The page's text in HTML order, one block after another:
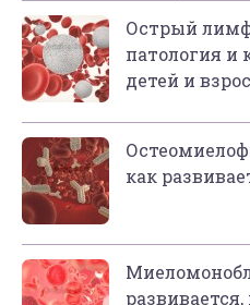
Острый
патология и
детей и
как